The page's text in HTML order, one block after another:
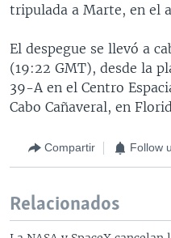
tripulada a Marte, en el
El despegue se llevó a
(19:22 GMT), desde la
39-A en el Centro
Cabo Cañaveral, en
Compartir Follow
Relacionados